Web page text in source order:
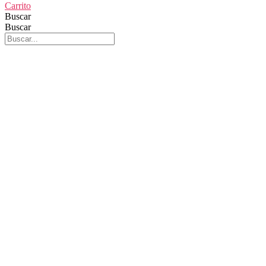
Carrito
Buscar
Buscar